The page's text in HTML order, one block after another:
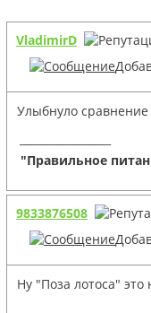
VladimirD
Улыбнуло
"Правильное
9833876508
Ну "Поза лотоса"